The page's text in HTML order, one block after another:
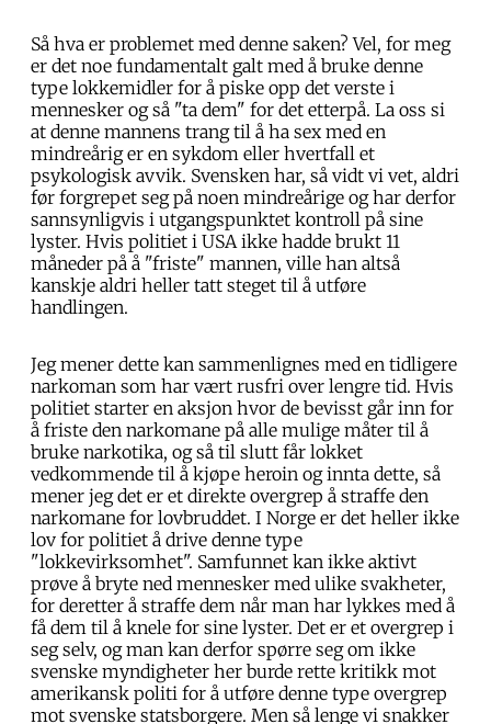
Så hva er problemet med denne saken? Vel, for meg
er det noe fundamentalt galt med å bruke denne
type lokkemidler for å piske opp det verste i
mennesker og så "ta dem" for det etterpå. La oss si
at denne mannens trang til å ha sex med en
mindreårig er en sykdom eller hvertfall et
psykologisk avvik. Svensken har, så vidt vi vet, aldri
før forgrepet seg på noen mindreårige og har derfor
sannsynligvis i utgangspunktet kontroll på sine
lyster. Hvis politiet i USA ikke hadde brukt 11
måneder på å "friste" mannen, ville han altså
kanskje aldri heller tatt steget til å utføre
handlingen.
Jeg mener dette kan sammenlignes med en tidligere
narkoman som har vært rusfri over lengre tid. Hvis
politiet starter en aksjon hvor de bevisst går inn for
å friste den narkomane på alle mulige måter til å
bruke narkotika, og så til slutt får lokket
vedkommende til å kjøpe heroin og innta dette, så
mener jeg det er et direkte overgrep å straffe den
narkomane for lovbruddet. I Norge er det heller ikke
lov for politiet å drive denne type
"lokkevirksomhet". Samfunnet kan ikke aktivt
prøve å bryte ned mennesker med ulike svakheter,
for deretter å straffe dem når man har lykkes med å
få dem til å knele for sine lyster. Det er et overgrep i
seg selv, og man kan derfor spørre seg om ikke
svenske myndigheter her burde rette kritikk mot
amerikansk politi for å utføre denne type overgrep
mot svenske statsborgere. Men så lenge vi snakker